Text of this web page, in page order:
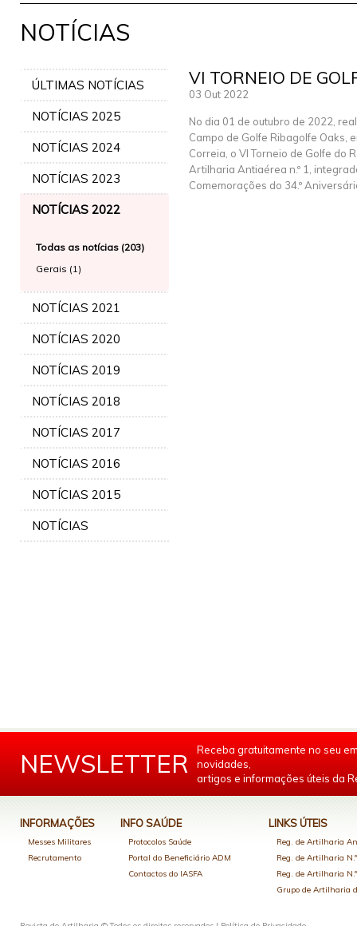
NOTÍCIAS
ÚLTIMAS NOTÍCIAS
NOTÍCIAS 2025
NOTÍCIAS 2024
NOTÍCIAS 2023
NOTÍCIAS 2022
Todas as notícias (203)
Gerais (1)
NOTÍCIAS 2021
NOTÍCIAS 2020
NOTÍCIAS 2019
NOTÍCIAS 2018
NOTÍCIAS 2017
NOTÍCIAS 2016
NOTÍCIAS 2015
NOTÍCIAS
VI TORNEIO DE
03 Out 2022
No dia 01 de outubro de 2022,
Campo de Golfe Ribagolfe Oaks,
Correia, o VI Torneio de Golfe do
Artilharia Antiaérea n.º 1,
Comemorações do 34.º
NEWSLETTER
Receba gratuitamente no seu
novidades,
artigos e informações úteis da
INFORMAÇÕES
Messes Militares
Recrutamento
INFO SAÚDE
Protocolos Saúde
Portal do Beneficiário ADM
Contactos do IASFA
LINKS ÚTEIS
Reg. de Artilharia
Reg. de Artilharia
Reg. de Artilharia
Grupo de Artilharia